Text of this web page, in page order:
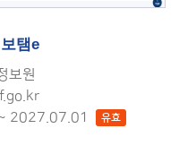
탬e
보원
2027.07.01
유효